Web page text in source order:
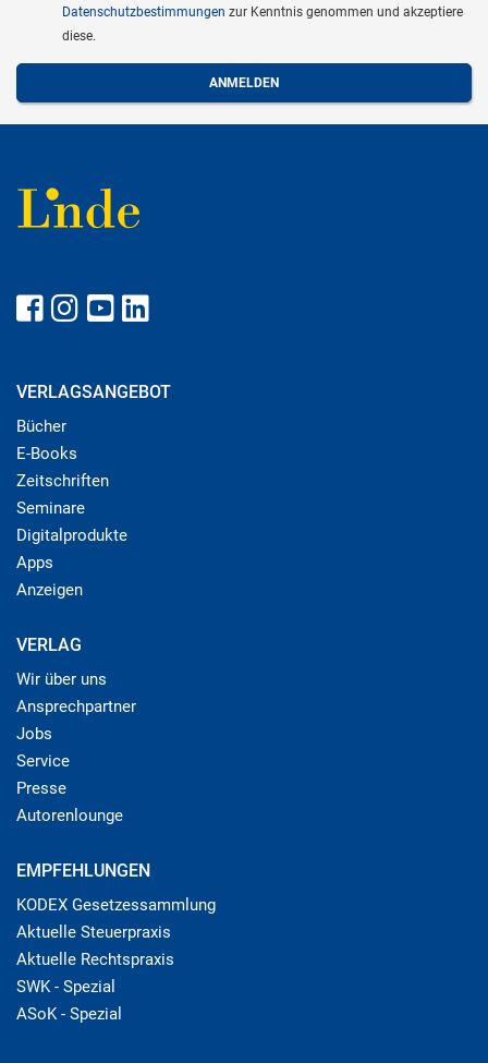
Datenschutzbestimmungen zur Kenntnis genommen und akzeptiere
diese.
VERLAGSANGEBOT
Bücher
E-Books
Zeitschriften
Seminare
Digitalprodukte
Apps
Anzeigen
VERLAG
Wir über uns
Ansprechpartner
Jobs
Service
Presse
Autorenlounge
EMPFEHLUNGEN
KODEX Gesetzessammlung
Aktuelle Steuerpraxis
Aktuelle Rechtspraxis
SWK - Spezial
ASoK - Spezial